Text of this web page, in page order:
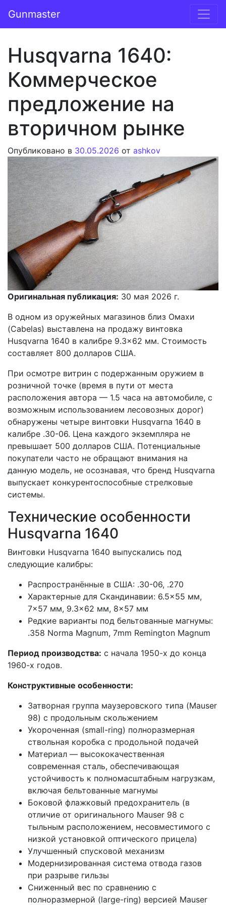
Основная навигация
Gunmaster
Husqvarna 1640:
Коммерческое
предложение на
вторичном рынке
Опубликовано в 30.05.2026 от ashkov
Оригинальная публикация: 30 мая 2026 г.
В одном из оружейных магазинов близ Омахи
(Cabelas) выставлена на продажу винтовка
Husqvarna 1640 в калибре 9.3×62 мм. Стоимость
составляет 800 долларов США.
При осмотре витрин с подержанным оружием в
розничной точке (время в пути от места
расположения автора — 1.5 часа на автомобиле, с
возможным использованием лесовозных дорог)
обнаружены четыре винтовки Husqvarna 1640 в
калибре .30-06. Цена каждого экземпляра не
превышает 500 долларов США. Потенциальные
покупатели часто не обращают внимания на
данную модель, не осознавая, что бренд Husqvarna
выпускает конкурентоспособные стрелковые
системы.
Технические особенности
Husqvarna 1640
Винтовки Husqvarna 1640 выпускались под
следующие калибры:
Распространённые в США: .30-06, .270
Характерные для Скандинавии: 6.5×55 мм,
7×57 мм, 9.3×62 мм, 8×57 мм
Редкие варианты под бельтованные магнумы:
.358 Norma Magnum, 7mm Remington Magnum
Период производства: с начала 1950-х до конца
1960-х годов.
Конструктивные особенности:
Затворная группа маузеровского типа (Mauser
98) с продольным скольжением
Укороченная (small-ring) полноразмерная
ствольная коробка с продольной подачей
Материал — высококачественная
современная сталь, обеспечивающая
устойчивость к полномасштабным нагрузкам,
включая бельтованные магнумы
Боковой флажковый предохранитель (в
отличие от оригинального Mauser 98 с
тыльным расположением, несовместимого с
низкой установкой оптического прицела)
Улучшенный спусковой механизм
Модернизированная система отвода газов
при разрыве гильзы
Сниженный вес по сравнению с
полноразмерной (large-ring) версией Mauser